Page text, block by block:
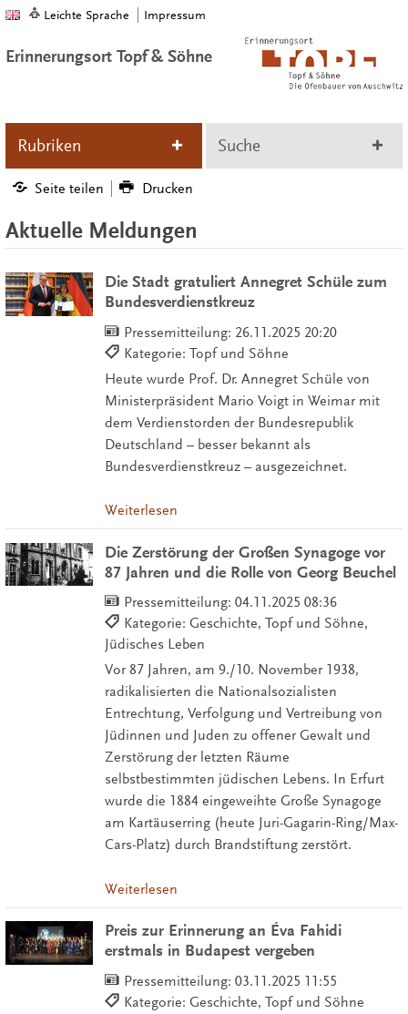
Leichte Sprache Impressum
Erinnerungsort Topf & Söhne
Rubriken Suche
Seite teilen Drucken
Aktuelle Meldungen
Die Stadt gratuliert Annegret Schüle zum
Bundesverdienstkreuz
Pressemitteilung: 26.11.2025 20:20
Kategorie: Topf und Söhne
Heute wurde Prof. Dr. Annegret Schüle von
Ministerpräsident Mario Voigt in Weimar mit
dem Verdienstorden der Bundesrepublik
Deutschland – besser bekannt als
Bundesverdienstkreuz – ausgezeichnet.
Weiterlesen
Die Zerstörung der Großen Synagoge vor
87 Jahren und die Rolle von Georg Beuchel
Pressemitteilung: 04.11.2025 08:36
Kategorie: Geschichte, Topf und Söhne,
Jüdisches Leben
Vor 87 Jahren, am 9./10. November 1938,
radikalisierten die Nationalsozialisten
Entrechtung, Verfolgung und Vertreibung von
Jüdinnen und Juden zu offener Gewalt und
Zerstörung der letzten Räume
selbstbestimmten jüdischen Lebens. In Erfurt
wurde die 1884 eingeweihte Große Synagoge
am Kartäuserring (heute Juri-Gagarin-Ring/Max-
Cars-Platz) durch Brandstiftung zerstört.
Weiterlesen
Preis zur Erinnerung an Éva Fahidi
erstmals in Budapest vergeben
Pressemitteilung: 03.11.2025 11:55
Kategorie: Geschichte, Topf und Söhne